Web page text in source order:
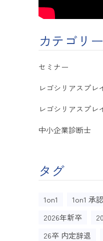
カテゴリー
セミナー
レゴシリアスプレ
レゴシリアスプレ
中小企業診断士
タグ
1on1 1on1 承認
2026年新卒
26卒 内定辞退